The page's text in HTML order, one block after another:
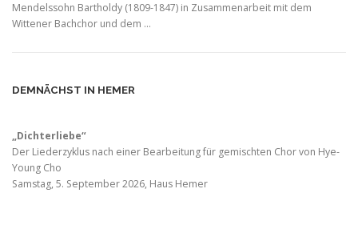
Mendelssohn Bartholdy (1809-1847) in Zusammenarbeit mit dem
Wittener Bachchor und dem …
DEMNÄCHST IN HEMER
„Dichterliebe“
Der Liederzyklus nach einer Bearbeitung für gemischten Chor von Hye-
Young Cho
Samstag, 5. September 2026, Haus Hemer